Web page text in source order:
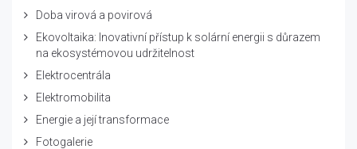
Doba virová a povirová
Ekovoltaika: Inovativní přístup k solární energii s důrazem
na ekosystémovou udržitelnost
Elektrocentrála
Elektromobilita
Energie a její transformace
Fotogalerie